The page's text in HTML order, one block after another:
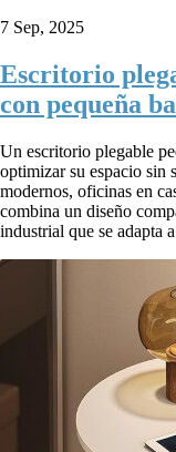
7 Sep, 2025
Escritorio
con pequeña
Un escritorio plegable
optimizar su espacio sin
modernos, oficinas en
combina un diseño
industrial que se adapta